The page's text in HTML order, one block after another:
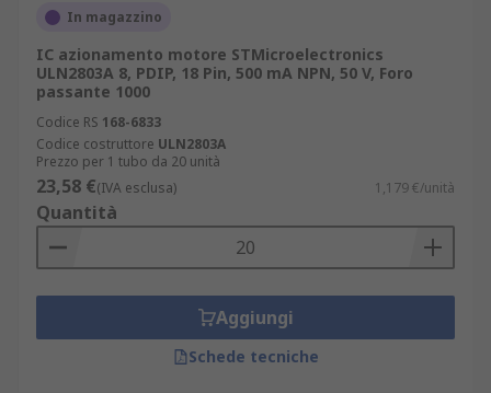
In magazzino
IC azionamento motore STMicroelectronics
ULN2803A 8, PDIP, 18 Pin, 500 mA NPN, 50 V, Foro
passante 1000
Codice RS 168-6833
Codice costruttore ULN2803A
Prezzo per 1 tubo da 20 unità
23,58 €(IVA esclusa) 1,179 €/unità
Quantità
Aggiungi
Schede tecniche